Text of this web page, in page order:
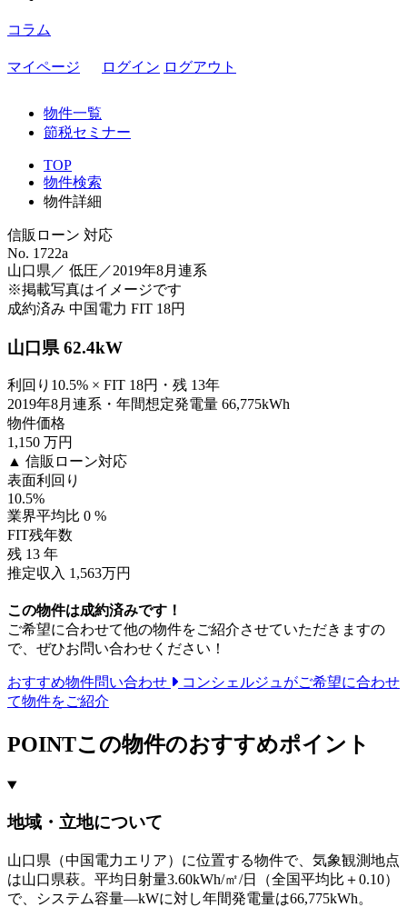
コラム
マイページ ログイン ログアウト
物件一覧
節税セミナー
TOP
物件検索
物件詳細
信販ローン 対応
No. 1722a
山口県／ 低圧／2019年8月連系
※掲載写真はイメージです
成約済み 中国電力 FIT 18円
山口県 62.4kW
利回り10.5% × FIT 18円・残 13年
2019年8月連系・年間想定発電量 66,775kWh
物件価格
1,150 万円
▲ 信販ローン対応
表面利回り
10.5%
業界平均比 0 %
FIT残年数
残 13 年
推定収入 1,563万円
この物件は成約済みです！
ご希望に合わせて他の物件をご紹介させていただきますの
で、ぜひお問い合わせください！
おすすめ物件問い合わせ
コンシェルジュがご希望に合わせ
て物件をご紹介
POINTこの物件のおすすめポイント
地域・立地について
山口県（中国電力エリア）に位置する物件で、気象観測地点
は山口県萩。平均日射量3.60kWh/㎡/日（全国平均比＋0.10）
で、システム容量—kWに対し年間発電量は66,775kWh。